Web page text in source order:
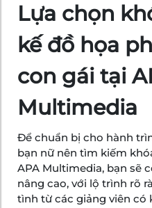
Lựa chọn
kế đồ họa
con gái tại
Multimedia
Để chuẩn bị cho hành
bạn nữ nên tìm kiếm
APA Multimedia, bạn sẽ
nâng cao, với lộ trình rõ
tình từ các giảng viên có